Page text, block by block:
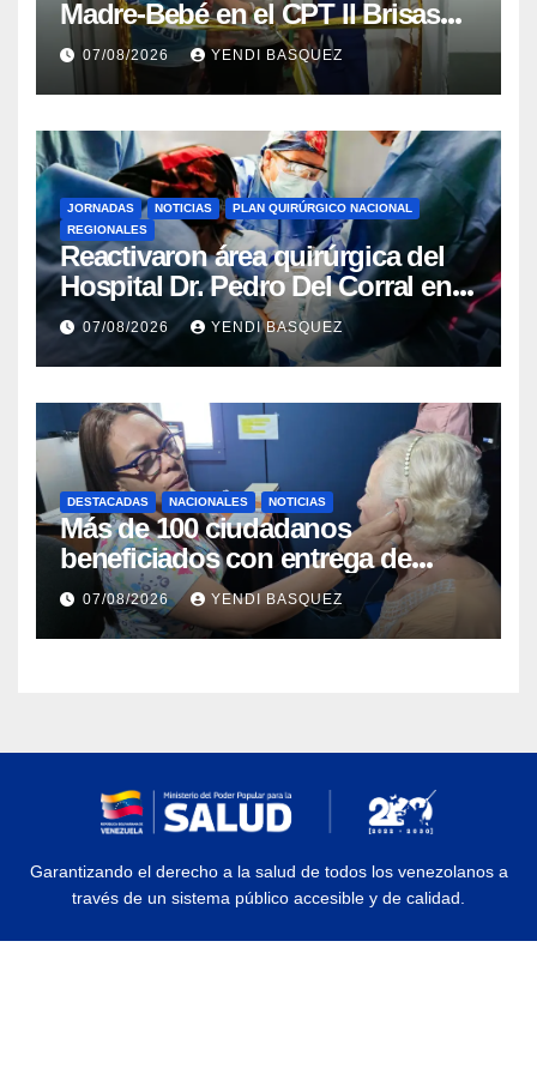
Madre-Bebé en el CPT II Brisas
del Aeropuerto ​Inauguraron
Rincón
07/08/2026 YENDI BASQUEZ
JORNADAS NOTICIAS
PLAN QUIRÚRGICO NACIONAL
REGIONALES
Reactivaron área quirúrgica del
Hospital Dr. Pedro Del Corral en
Guárico
07/08/2026 YENDI BASQUEZ
DESTACADAS NACIONALES NOTICIAS
Más de 100 ciudadanos
beneficiados con entrega de
prótesis auditivas en el Centro de
Rehabilitación J.J. Arvelo
07/08/2026 YENDI BASQUEZ
Garantizando el derecho a la salud de todos los venezolanos a
través de un sistema público accesible y de calidad.